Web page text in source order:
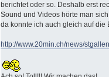
berichtet oder so. Deshalb erst
Sound und Videos hörte man
da konnte ich auch gleich auf
http://www.20min.ch/news/